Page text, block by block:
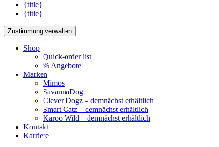
{title}
{title}
Zustimmung verwalten
Shop
Quick-order list
% Angebote
Marken
Mimos
SavannaDog
Clever Dogz – demnächst erhältlich
Smart Catz – demnächst erhältlich
Karoo Wild – demnächst erhältlich
Kontakt
Karriere